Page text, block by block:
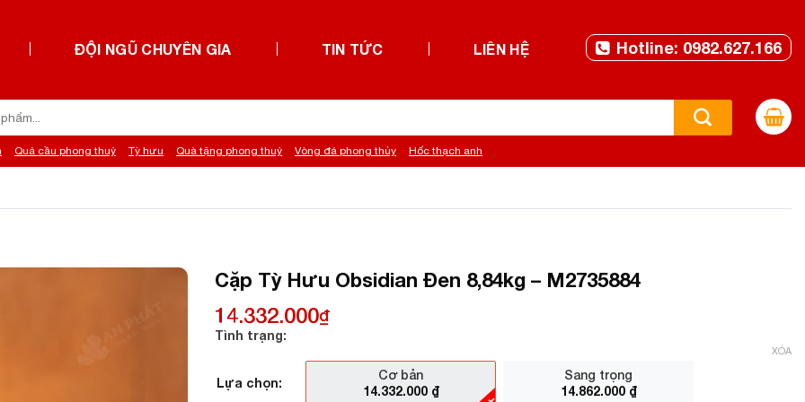
ĐỘI NGŨ CHUYÊN GIA TIN TỨC LIÊN HỆ Hotline: 0982.627.166
Quả cầu phong thuỷ Tỳ hưu Quà tặng phong thuỷ Vòng đá phong thủy Hốc thạch anh
Cặp Tỳ Hưu Obsidian Đen 8,84kg – M2735884
14.332.000₫
Tình trạng:
Lựa chọn:
Cơ bản
14.332.000 ₫
Sang trọng
14.862.000 ₫
XÓA